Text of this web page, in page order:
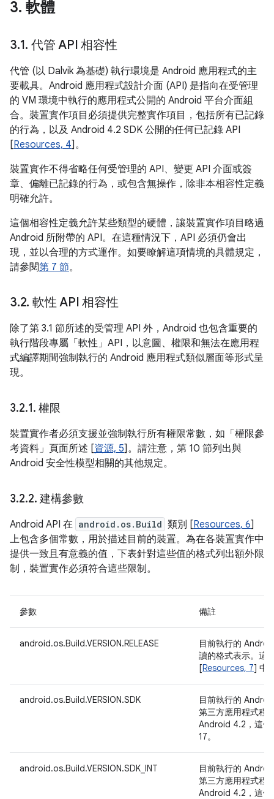
3. 軟體
3.1. 代管 API 相容性
代管 (以 Dalvik 為基礎) 執行環境是 Android 應用程式的主
要載具。Android 應用程式設計介面 (API) 是指向在受管理
的 VM 環境中執行的應用程式公開的 Android 平台介面組
合。裝置實作項目必須提供完整實作項目，包括所有已記錄
的行為，以及 Android 4.2 SDK 公開的任何已記錄 API
[Resources, 4]。
裝置實作不得省略任何受管理的 API、變更 API 介面或簽
章、偏離已記錄的行為，或包含無操作，除非本相容性定義
明確允許。
這個相容性定義允許某些類型的硬體，讓裝置實作項目略過
Android 所附帶的 API。在這種情況下，API 必須仍會出
現，並以合理的方式運作。如要瞭解這項情境的具體規定，
請參閱第 7 節。
3.2. 軟性 API 相容性
除了第 3.1 節所述的受管理 API 外，Android 也包含重要的
執行階段專屬「軟性」API，以意圖、權限和無法在應用程
式編譯期間強制執行的 Android 應用程式類似層面等形式呈
現。
3.2.1. 權限
裝置實作者必須支援並強制執行所有權限常數，如「權限參
考資料」頁面所述 [資源, 5]。請注意，第 10 節列出與
Android 安全性模型相關的其他規定。
3.2.2. 建構參數
Android API 在 android.os.Build 類別 [Resources, 6]
上包含多個常數，用於描述目前的裝置。為在各裝置實作中
提供一致且有意義的值，下表針對這些值的格式列出額外限
制，裝置實作必須符合這些限制。
參數 備註
android.os.Build.VERSION.RELEASE
目前執行的
讀的格式表示。這
[Resources, 7] 中
android.os.Build.VERSION.SDK
目前執行的
第三方應用程式程
Android 4.2，這個
17。
android.os.Build.VERSION.SDK_INT
目前執行的
第三方應用程式程
Android 4.2，這個